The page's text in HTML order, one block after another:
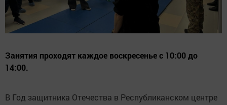
Занятия проходят каждое воскресенье с 10:00 до
14:00.
В Год защитника Отечества в Республиканском центре